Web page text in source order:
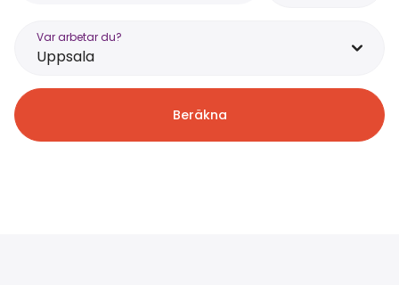
Var arbetar du?
Uppsala
Beräkna